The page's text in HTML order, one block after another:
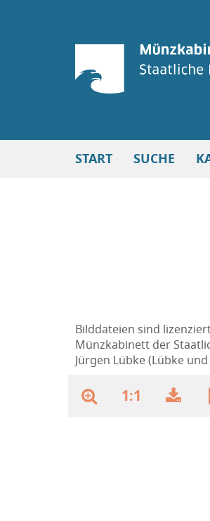
START SUCHE
Bilddateien sind
Münzkabinett der
Jürgen Lübke (Lübke
1:1